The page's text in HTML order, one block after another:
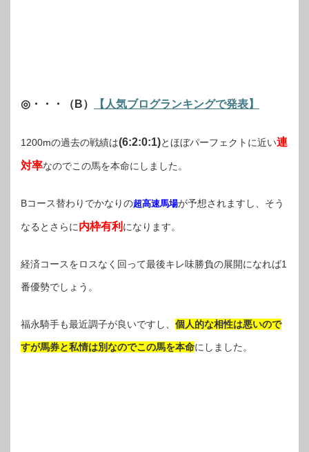
◎・・・（B） 【人気ブログランキングで発表】
1200mの過去の戦績は(6:2:0:1)とほぼパーフェクトに近い連
対率なのでこの馬を本命にしました。
Bコース替わりでかなりの超高速馬場が予想されますし、そう
なるとさらに内枠有利 になります。
経済コースをロスなく回って最後キレ味勝負の展開になれば1
番優勢でしょう。
福永騎手も最近調子が良いですし、 個人的な相性は悪いので
すが馬券と私情は別なのでこの馬を本命にしました。